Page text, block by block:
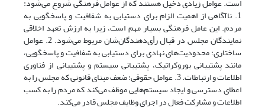
است. عوامل زیادی دخیل هستند که از عوامل فرهنگی شروع می‌شود:
1. ناآگاهی از اهمیت الزام برای دستیابی به شفافیت و پاسخگویی به
مردم. این عامل فرهنگی بسیار مهم است، زیرا به ارزش تعهد اخلاقی
نمایندگان مجلس در قبال رأی‌دهندگان‌شان مربوط می‌شود. 2. عوامل
ساختاری: محدودیت‌های نهادی برای دستیابی به شفافیت و پاسخگویی،
مانند پشتیبانی بوروکراتیک، پشتیبانی سیستم و پشتیبانی از فناوری
اطلاعات و ارتباطات. 3. عوامل حقوقی: ضعف مبنای قانونی که مجلس را به
اعطای دسترسی و ایجاد سیستم‌هایی موظف می‌کند که مردم را به کسب
اطلاعات و مشارکت فعال در اجرای وظایف مجلس قادر می‌‌‌کند.